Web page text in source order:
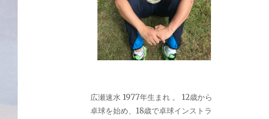
広瀬速水 1977年生まれ 。 12歳から
卓球を始め、18歳で卓球インストラ